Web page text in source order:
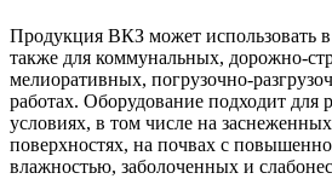
Продукция ВКЗ может использовать в
также для коммунальных, дорожно-
мелиоративных, погрузочно-
работах. Оборудование подходит для
условиях, в том числе на
поверхностях, на почвах с
влажностью, заболоченных и